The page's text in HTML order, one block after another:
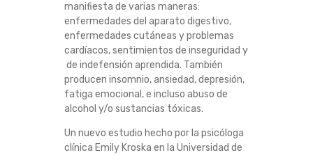
manifiesta de varias maneras:
enfermedades del aparato digestivo,
enfermedades cutáneas y problemas
cardíacos, sentimientos de inseguridad y
de indefensión aprendida. También
producen insomnio, ansiedad, depresión,
fatiga emocional, e incluso abuso de
alcohol y/o sustancias tóxicas.
Un nuevo estudio hecho por la psicóloga
clínica Emily Kroska en la Universidad de